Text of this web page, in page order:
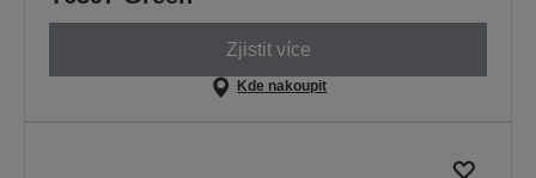
Zjistit více
Kde nakoupit